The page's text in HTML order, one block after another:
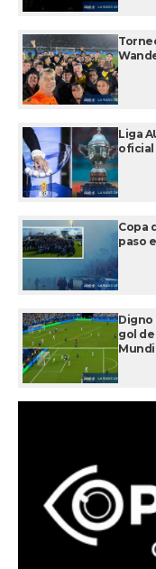
Liga
oficial
Copa
paso
Digno
gol de